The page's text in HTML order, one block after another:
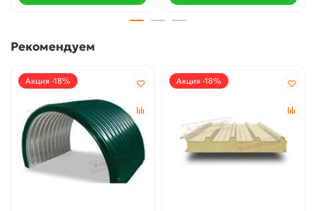
Рекомендуем
Акция -18% Акция -18%